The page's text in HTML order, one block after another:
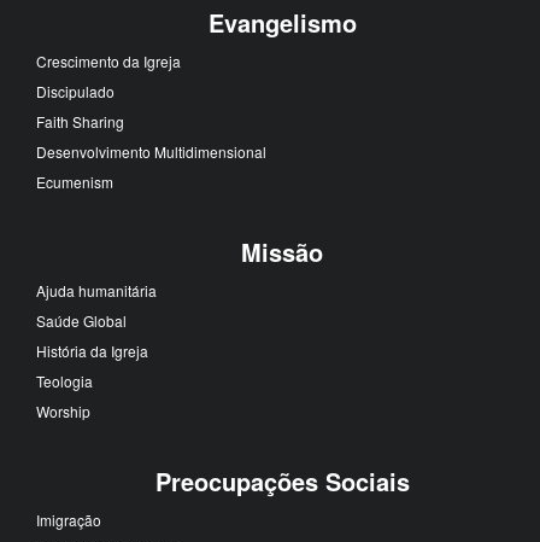
Evangelismo
Crescimento da Igreja
Discipulado
Faith Sharing
Desenvolvimento Multidimensional
Ecumenism
Missão
Ajuda humanitária
Saúde Global
História da Igreja
Teologia
Worship
Preocupações Sociais
Imigração